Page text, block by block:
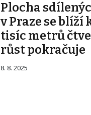
Plocha
v Praze se blíží
tisíc metrů
růst pokračuje
8. 8. 2025